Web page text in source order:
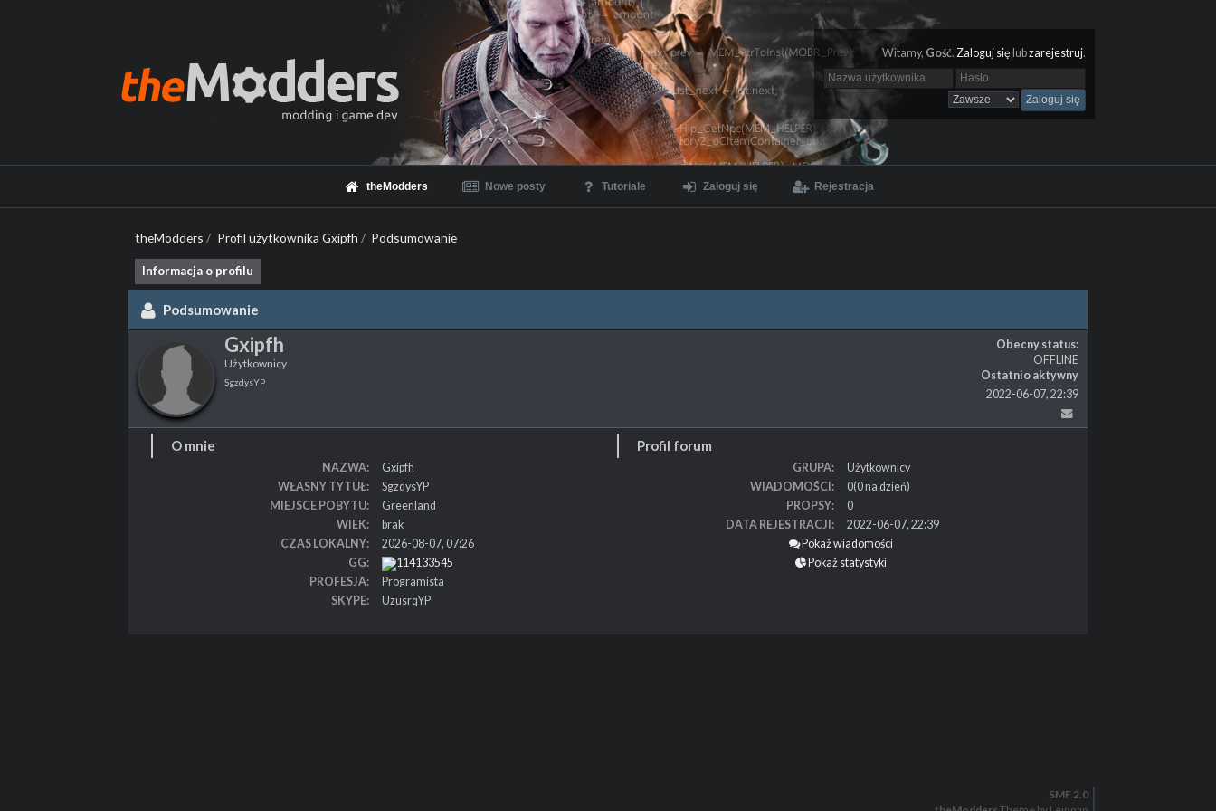
Witamy, Gość. Zaloguj się lubzarejestruj.
theModders Nowe posty Tutoriale Zaloguj się Rejestracja
theModders / Profil użytkownika Gxipfh / Podsumowanie
Informacja o profilu
Podsumowanie
Gxipfh
Użytkownicy
SgzdysYP
Obecny status:
OFFLINE
Ostatnio aktywny
2022-06-07, 22:39
O mnie
NAZWA
Gxipfh
WŁASNY TYTUŁ
SgzdysYP
MIEJSCE POBYTU
Greenland
WIEK
brak
CZAS LOKALNY
2026-08-07, 07:26
GG
114133545
PROFESJA
Programista
SKYPE
UzusrqYP
Profil forum
GRUPA
Użytkownicy
WIADOMOŚCI
0(0 na dzień)
PROPSY
0
DATA REJESTRACJI
2022-06-07, 22:39
Pokaż wiadomości
Pokaż statystyki
SMF 2.0